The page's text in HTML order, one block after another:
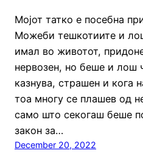
Мојот татко е посебна
Можеби тешкотиите и
имал во животот,
нервозен, но беше и лош
казнува, страшен и кога
тоа многу се плашев од
само што секогаш беше
закон за…
December 20, 2022